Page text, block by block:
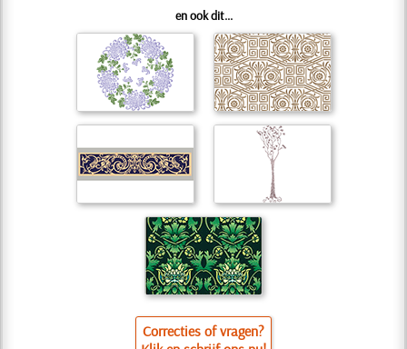
en ook dit...
Correcties of vragen?